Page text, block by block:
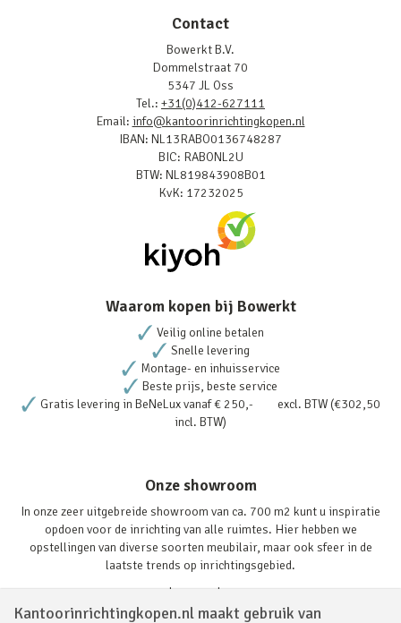
Kantoorinrichtingkopen.nl maakt gebruik van
Contact
Bowerkt B.V.
Dommelstraat 70
5347 JL Oss
Tel.: +31(0)412-627111
Email: info@kantoorinrichtingkopen.nl
IBAN: NL13RABO0136748287
BIC: RABONL2U
BTW: NL819843908B01
KvK: 17232025
Waarom kopen bij Bowerkt
Veilig online betalen
Snelle levering
Montage- en inhuisservice
Beste prijs, beste service
Gratis levering in BeNeLux vanaf € 250,- excl. BTW (€302,50
incl. BTW)
Onze showroom
In onze zeer uitgebreide showroom van ca. 700 m2 kunt u inspiratie
opdoen voor de inrichting van alle ruimtes. Hier hebben we
opstellingen van diverse soorten meubilair, maar ook sfeer in de
laatste trends op inrichtingsgebied.
Lees verder